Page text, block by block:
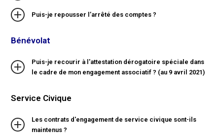
Puis-je repousser l’arrêté des comptes ?
Bénévolat
Puis-je recourir à l'attestation dérogatoire spéciale dans
le cadre de mon engagement associatif ? (au 9 avril 2021)
Service Civique
Les contrats d'engagement de service civique sont-ils
maintenus ?